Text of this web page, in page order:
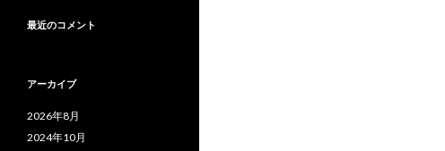
最近のコメント
アーカイブ
2026年8月
2024年10月